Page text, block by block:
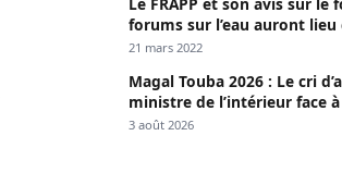
forums sur l’eau auront lieu
Dakar »
21 mars 2022
Magal Touba 2026 : Le cri
ministre de l’intérieur face
routière
3 août 2026